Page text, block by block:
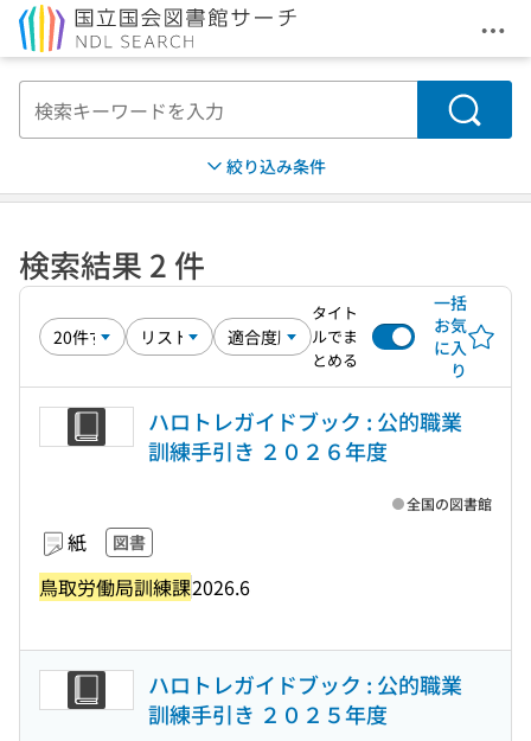
メ
検索
絞り込み条件
検索結果 2 件
タイト
ルでま
とめる
一括
お気
に入
り
ハロトレガイドブック : 公的職業
訓練手引き ２０２６年度
紙 図書
鳥取労働局訓練課2026.6
全国の図書館
ハロトレガイドブック : 公的職業
訓練手引き ２０２５年度